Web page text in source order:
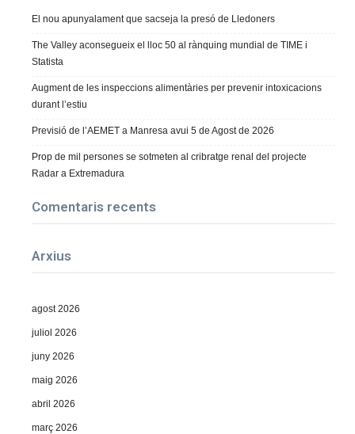
El nou apunyalament que sacseja la presó de Lledoners
The Valley aconsegueix el lloc 50 al rànquing mundial de TIME i
Statista
Augment de les inspeccions alimentàries per prevenir intoxicacions
durant l’estiu
Previsió de l’AEMET a Manresa avui 5 de Agost de 2026
Prop de mil persones se sotmeten al cribratge renal del projecte
Radar a Extremadura
Comentaris recents
Arxius
agost 2026
juliol 2026
juny 2026
maig 2026
abril 2026
març 2026